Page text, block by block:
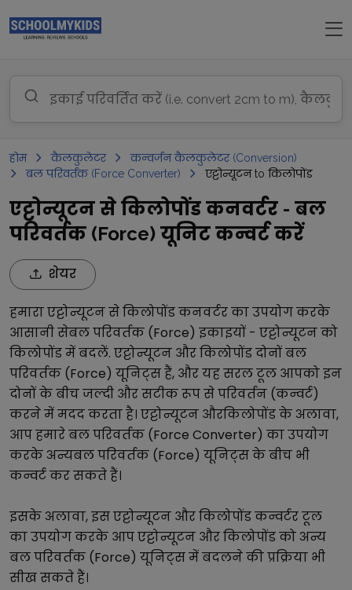
होम कैलकुलेटर
कन्वर्जन कैलकुलेटर (Conversion)
बल परिवर्तक (Force Converter)
एट्टोन्यूटन to किलोपोंड
एट्टोन्यूटन से किलोपोंड कनवर्टर - बल
परिवर्तक (Force) यूनिट कन्वर्ट करें
शेयर
हमाराएट्टोन्यूटनसेकिलोपोंडकनवर्टर का उपयोग करके
आसानी सेबल परिवर्तक (Force) इकाइयों - एट्टोन्यूटनको
किलोपोंडमें बदलें. एट्टोन्यूटन औरकिलोपोंडदोनोंबल
परिवर्तक (Force) यूनिट्स हैं, और यह सरल टूल आपको इन
दोनों के बीच जल्दी और सटीक रूप से परिवर्तन (कन्वर्ट)
करने में मदद करता है। एट्टोन्यूटन औरकिलोपोंडके अलावा,
आप हमारेबल परिवर्तक (Force Converter) का उपयोग
करके अन्यबल परिवर्तक (Force) यूनिट्स के बीच भी
कन्वर्ट कर सकते हैं।
इसके अलावा, इसएट्टोन्यूटन औरकिलोपोंडकन्वर्टर टूल
का उपयोग करके आपएट्टोन्यूटन औरकिलोपोंडको अन्य
बल परिवर्तक (Force) यूनिट्स में बदलने की प्रक्रिया भी
सीख सकते हैं।